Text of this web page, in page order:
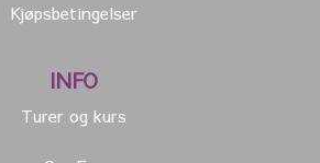
Kjøpsbetingelser
INFO
Turer og kurs